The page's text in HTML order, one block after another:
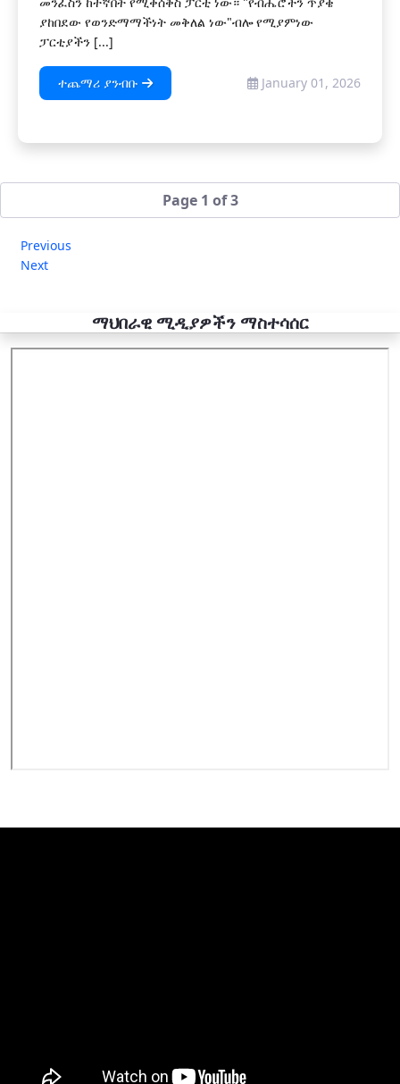
ያከበደው የወንድማማችነት መቅለል ነው"ብሎ የሚያምነው
ፓርቲያችን [...]
ተጨማሪ ያንብቡ January 01, 2026
Page 1 of 3
Previous
Next
ማህበራዊ ሚዲያዎችን ማስተሳሰር